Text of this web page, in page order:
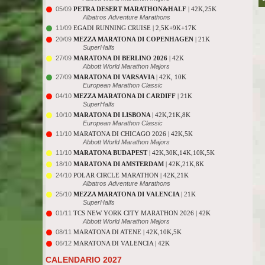
05/09 PETRA DESERT MARATHON&HALF | 42K,25K
Albatros Adventure Marathons
11/09 EGADI RUNNING CRUISE | 2,5K+9K+17K
20/09 MEZZA MARATONA DI COPENHAGEN | 21K
SuperHalfs
27/09 MARATONA DI BERLINO 2026 | 42K
Abbott World Marathon Majors
27/09 MARATONA DI VARSAVIA | 42K, 10K
European Marathon Classic
04/10 MEZZA MARATONA DI CARDIFF | 21K
SuperHalfs
10/10 MARATONA DI LISBONA | 42K,21K,8K
European Marathon Classic
11/10 MARATONA DI CHICAGO 2026 | 42K,5K
Abbott World Marathon Majors
11/10 MARATONA BUDAPEST| 42K,30K,14K,10K,5K
18/10 MARATONA DI AMSTERDAM | 42K,21K,8K
24/10 POLAR CIRCLE MARATHON | 42K,21K
Albatros Adventure Marathons
25/10 MEZZA MARATONA DI VALENCIA | 21K
SuperHalfs
01/11 TCS NEW YORK CITY MARATHON 2026 | 42K
Abbott World Marathon Majors
08/11 MARATONA DI ATENE | 42K,10K,5K
06/12 MARATONA DI VALENCIA | 42K
CALENDARIO 2027